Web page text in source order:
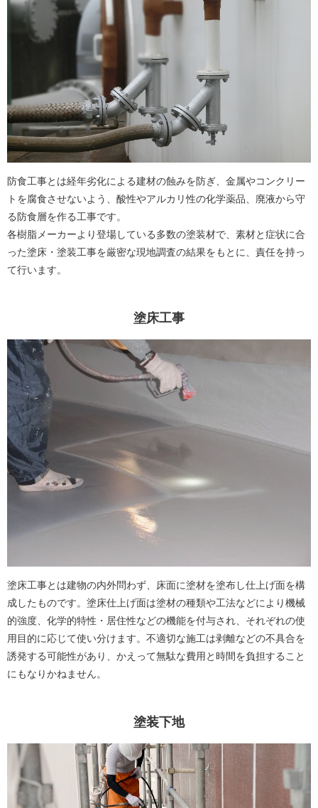
防食工事とは経年劣化による建材の蝕みを防ぎ、金属やコンクリー
トを腐食させないよう、酸性やアルカリ性の化学薬品、廃液から守
る防食層を作る工事です。
各樹脂メーカーより登場している多数の塗装材で、素材と症状に合
った塗床・塗装工事を厳密な現地調査の結果をもとに、責任を持っ
て行います。
塗床工事
塗床工事とは建物の内外問わず、床面に塗材を塗布し仕上げ面を構
成したものです。塗床仕上げ面は塗材の種類や工法などにより機械
的強度、化学的特性・居住性などの機能を付与され、それぞれの使
用目的に応じて使い分けます。不適切な施工は剥離などの不具合を
誘発する可能性があり、かえって無駄な費用と時間を負担すること
にもなりかねません。
塗装下地